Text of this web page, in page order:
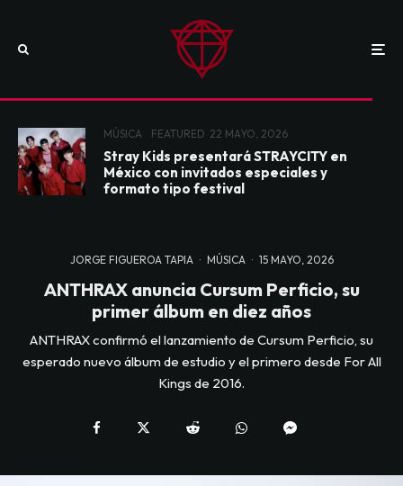
MÚSICA FEATURED 22 MAYO, 2026
Stray Kids presentará STRAYCITY en
México con invitados especiales y
formato tipo festival
JORGE FIGUEROA TAPIA · MÚSICA · 15 MAYO, 2026
ANTHRAX anuncia Cursum Perficio, su
primer álbum en diez años
ANTHRAX confirmó el lanzamiento de Cursum Perficio, su
esperado nuevo álbum de estudio y el primero desde For All
Kings de 2016.